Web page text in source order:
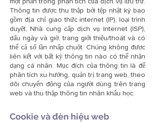
một phần trong phân tích của dịch vụ lưu trữ.
Thông tin được thu thập bởi tệp nhật ký bao
gồm địa chỉ giao thức internet (IP), loại trình
duyệt, Nhà cung cấp dịch vụ Internet (ISP),
dấu ngày và giờ, trang giới thiệu/thoát và có
thể cả số lần nhấp chuột. Chúng không được
liên kết với bất kỳ thông tin nào có thể nhận
dạng cá nhân. Mục đích của thông tin là để
phân tích xu hướng, quản trị trang web, theo
dõi chuyển động của người dùng trên trang
web và thu thập thông tin nhân khẩu học.
Cookie và đèn hiệu web